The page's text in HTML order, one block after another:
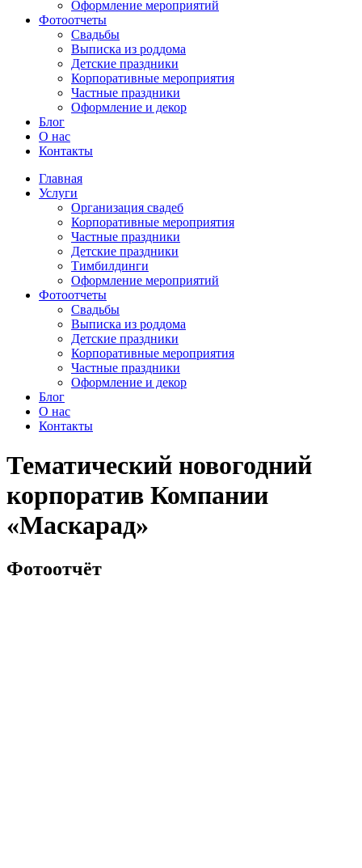
Оформление мероприятий
Фотоотчеты
Cвадьбы
Выписка из роддома
Детские праздники
Корпоративные мероприятия
Частные праздники
Оформление и декор
Блог
О нас
Контакты
Главная
Услуги
Организация свадеб
Корпоративные мероприятия
Частные праздники
Детские праздники
Тимбилдинги
Оформление мероприятий
Фотоотчеты
Cвадьбы
Выписка из роддома
Детские праздники
Корпоративные мероприятия
Частные праздники
Оформление и декор
Блог
О нас
Контакты
Тематический новогодний
корпоратив Компании
«Маскарад»
Фотоотчёт